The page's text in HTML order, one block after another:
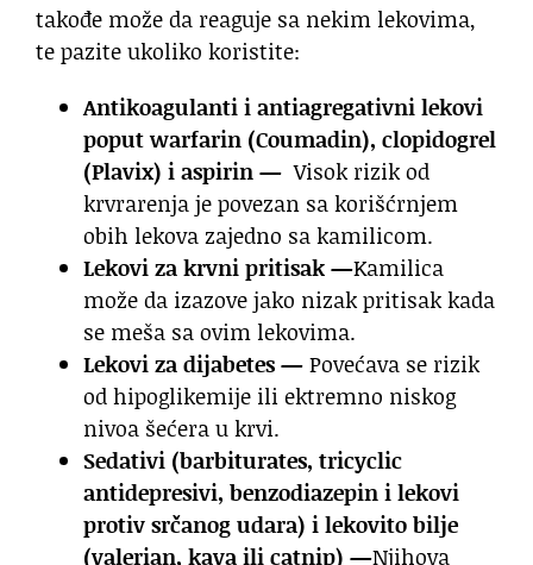
takođe može da reaguje sa nekim lekovima,
te pazite ukoliko koristite:
Antikoagulanti i antiagregativni lekovi
poput warfarin (Coumadin), clopidogrel
(Plavix) i aspirin — Visok rizik od
krvrarenja je povezan sa korišćrnjem
obih lekova zajedno sa kamilicom.
Lekovi za krvni pritisak —Kamilica
može da izazove jako nizak pritisak kada
se meša sa ovim lekovima.
Lekovi za dijabetes —Povećava se rizik
od hipoglikemije ili ektremno niskog
nivoa šećera u krvi.
Sedativi (barbiturates, tricyclic
antidepresivi, benzodiazepin i lekovi
protiv srčanog udara) i lekovito bilje
(valerian, kava ili catnip) —Njihova